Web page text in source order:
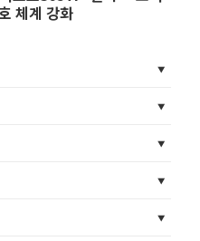
체계 강화